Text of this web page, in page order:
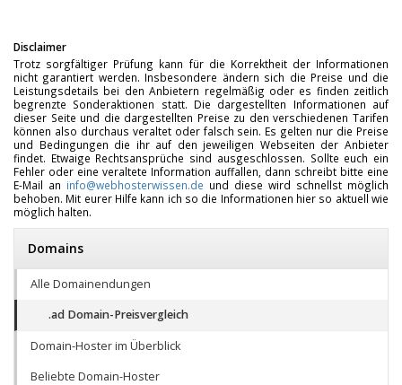
Disclaimer
Trotz sorgfältiger Prüfung kann für die Korrektheit der Informationen
nicht garantiert werden. Insbesondere ändern sich die Preise und die
Leistungsdetails bei den Anbietern regelmäßig oder es finden zeitlich
begrenzte Sonderaktionen statt. Die dargestellten Informationen auf
dieser Seite und die dargestellten Preise zu den verschiedenen Tarifen
können also durchaus veraltet oder falsch sein. Es gelten nur die Preise
und Bedingungen die ihr auf den jeweiligen Webseiten der Anbieter
findet. Etwaige Rechtsansprüche sind ausgeschlossen. Sollte euch ein
Fehler oder eine veraltete Information auffallen, dann schreibt bitte eine
E-Mail an info@webhosterwissen.de und diese wird schnellst möglich
behoben. Mit eurer Hilfe kann ich so die Informationen hier so aktuell wie
möglich halten.
Domains
Alle Domainendungen
.ad Domain-Preisvergleich
Domain-Hoster im Überblick
Beliebte Domain-Hoster